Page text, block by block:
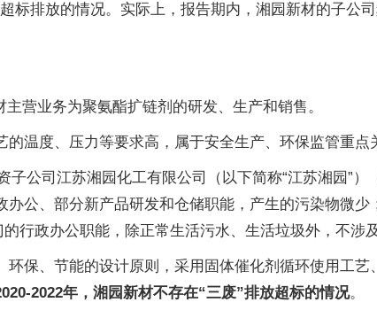
标排放的情况。实际上，报告期内，湘园新材的子公
营业务为聚氨酯扩链剂的研发、生产和销售。
温度、压力等要求高，属于安全生产、环保监管重点
公司江苏湘园化工有限公司（以下简称“江苏湘园”
公、部分新产品研发和仓储职能，产生的污染物微少
行政办公职能，除正常生活污水、生活垃圾外，不涉
环保、节能的设计原则，采用固体催化剂循环使用工艺
2022年，湘园新材不存在“三废”排放超标的情况。